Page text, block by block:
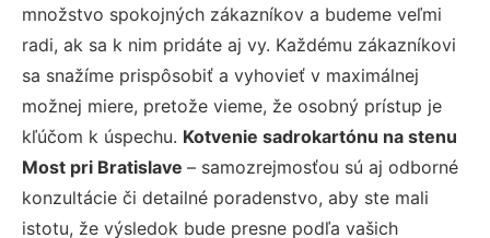
množstvo spokojných zákazníkov a budeme veľmi
radi, ak sa k nim pridáte aj vy. Každému zákazníkovi
sa snažíme prispôsobiť a vyhovieť v maximálnej
možnej miere, pretože vieme, že osobný prístup je
kľúčom k úspechu. Kotvenie sadrokartónu na stenu
Most pri Bratislave – samozrejmosťou sú aj odborné
konzultácie či detailné poradenstvo, aby ste mali
istotu, že výsledok bude presne podľa vašich